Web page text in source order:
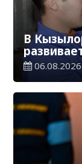
В
06.08.2026